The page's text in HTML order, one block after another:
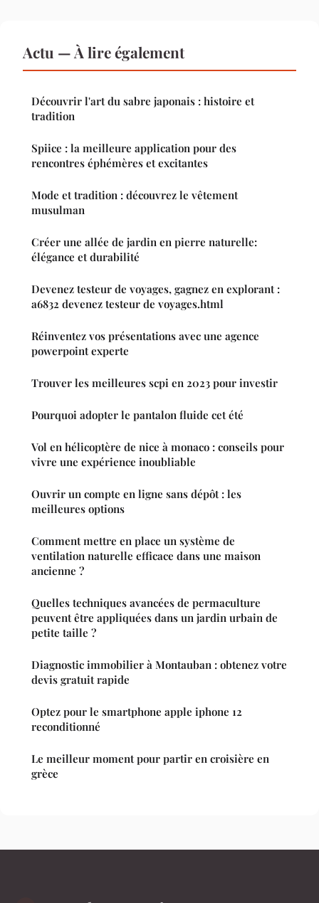
Actu — À lire également
Découvrir l'art du sabre japonais : histoire et
tradition
Spiice : la meilleure application pour des
rencontres éphémères et excitantes
Mode et tradition : découvrez le vêtement
musulman
Créer une allée de jardin en pierre naturelle:
élégance et durabilité
Devenez testeur de voyages, gagnez en explorant :
a6832 devenez testeur de voyages.html
Réinventez vos présentations avec une agence
powerpoint experte
Trouver les meilleures scpi en 2023 pour investir
Pourquoi adopter le pantalon fluide cet été
Vol en hélicoptère de nice à monaco : conseils pour
vivre une expérience inoubliable
Ouvrir un compte en ligne sans dépôt : les
meilleures options
Comment mettre en place un système de
ventilation naturelle efficace dans une maison
ancienne ?
Quelles techniques avancées de permaculture
peuvent être appliquées dans un jardin urbain de
petite taille ?
Diagnostic immobilier à Montauban : obtenez votre
devis gratuit rapide
Optez pour le smartphone apple iphone 12
reconditionné
Le meilleur moment pour partir en croisière en
grèce